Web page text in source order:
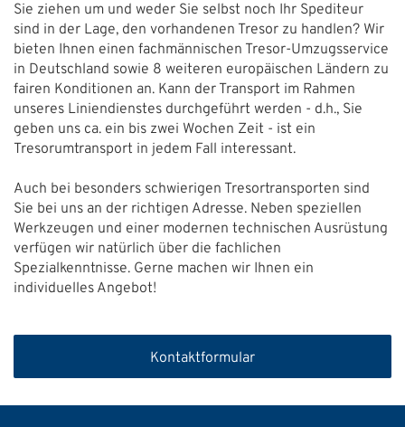
Sie ziehen um und weder Sie selbst noch Ihr Spediteur
sind in der Lage, den vorhandenen Tresor zu handlen? Wir
bieten Ihnen einen fachmännischen Tresor-Umzugsservice
in Deutschland sowie 8 weiteren europäischen Ländern zu
fairen Konditionen an. Kann der Transport im Rahmen
unseres Liniendienstes durchgeführt werden - d.h., Sie
geben uns ca. ein bis zwei Wochen Zeit - ist ein
Tresorumtransport in jedem Fall interessant.
Auch bei besonders schwierigen Tresortransporten sind
Sie bei uns an der richtigen Adresse. Neben speziellen
Werkzeugen und einer modernen technischen Ausrüstung
verfügen wir natürlich über die fachlichen
Spezialkenntnisse. Gerne machen wir Ihnen ein
individuelles Angebot!
Kontaktformular